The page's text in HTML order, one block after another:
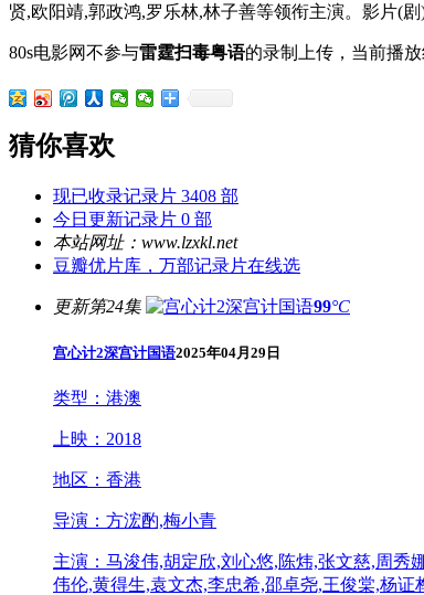
贤,欧阳靖,郭政鸿,罗乐林,林子善等领衔主演。影片(
80s电影网不参与雷霆扫毒粤语的录制上传，当前播
猜你喜欢
现已收录记录片 3408 部
今日更新记录片 0 部
本站网址：www.lzxkl.net
豆瓣优片库，万部记录片在线选
更新第24集 99°C
宫心计2深宫计国语2025年04月29日
类型： 港澳
上映： 2018
地区： 香港
导演： 方浤酌,梅小青
主演： 马浚伟,胡定欣,刘心悠,陈炜,张文慈,周秀
伟伦,黄得生,袁文杰,李忠希,邵卓尧,王俊棠,杨